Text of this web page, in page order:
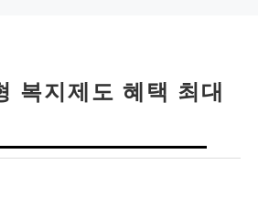
복지제도 혜택 최대